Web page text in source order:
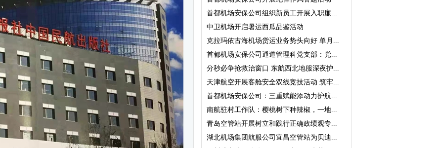
首都机场安保公司组织新员工开展入职廉...
中卫机场开启暑运西瓜品鉴活动
克拉玛依古海机场货运业务势头向好 单月...
首都机场安保公司通道管理科党支部：党...
分秒必争抢救治窗口 东航西北地服深夜护...
天津航空开展客舱安全双线竞技活动 筑牢...
首都机场安保公司：三重赋能添动力护航...
南航驻村工作队：樱桃树下种辣椒，一地...
青岛空管站开展树立和践行正确政绩观专...
湖北机场集团航服公司宜昌空管站为贝迪...